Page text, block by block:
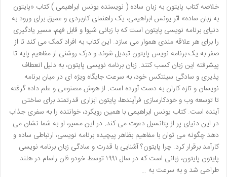
خلاصه کتاب پایتون به زبان ساده ( نویسنده یونس ابراهیمی ) کتاب «پایتون
به زبان ساده» اثر یونس ابراهیمی، یک راهنمای کاربردی و عمیق برای ورود به
دنیای برنامه نویسی پایتون است که با زبانی شیوا و قابل فهم، مسیر یادگیری
را برای هر علاقه مندی هموار می سازد. این کتاب به افراد کمک می کند تا از
صفر به یک برنامه نویس پایتون تبدیل شوند و درک روشنی از مفاهیم پایه تا
پیشرفته این زبان کسب کنند. زبان برنامه نویسی پایتون، به دلیل انعطاف
پذیری و سادگی سینتکس خود، به سرعت جایگاه ویژه ای در میان برنامه
نویسان و تازه کاران به دست آورده است. از هوش مصنوعی و علم داده گرفته
تا توسعه وب و خودکارسازی فرآیندها، پایتون ابزاری قدرتمند برای ساختن
آینده است. کتاب یونس ابراهیمی با همین رویکرد، خواننده را به سفری جذاب
در این دنیای پر از پتانسیل دعوت می کند. در این مسیر، او به شما نشان می
دهد چگونه می توان با مفاهیم بظاهر پیچیده برنامه نویسی، ارتباطی ساده و
کارآمد برقرار کرد. چرا پایتون؟ آشنایی با قدرت و سادگی زبان برنامه نویسی
پایتون پایتون، زبانی است که در سال ۱۹۹۱ توسط خودو فان راسام در هلند
طراحی شد و به سرعت به …